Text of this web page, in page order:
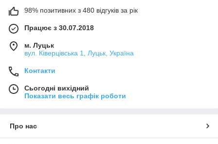
98% позитивних з 480 відгуків за рік
Працює з 30.07.2018
м. Луцьк
вул. Ківерцівська 1, Луцьк, Україна
Контакти
Сьогодні вихідний
Показати весь графік роботи
Про нас